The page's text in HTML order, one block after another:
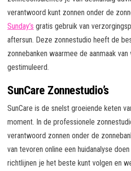
verantwoord kunt zonnen onder de
Sunday’s gratis gebruik van
aftersun. Deze zonnestudio heeft de
zonnebanken waarmee de aanmaak
gestimuleerd.
SunCare Zonnestudio’s
SunCare is de snelst groeiende keten
moment. In de professionele
verantwoord zonnen onder de
van tevoren online een huidanalyse
richtlijnen je het beste kunt volgen en